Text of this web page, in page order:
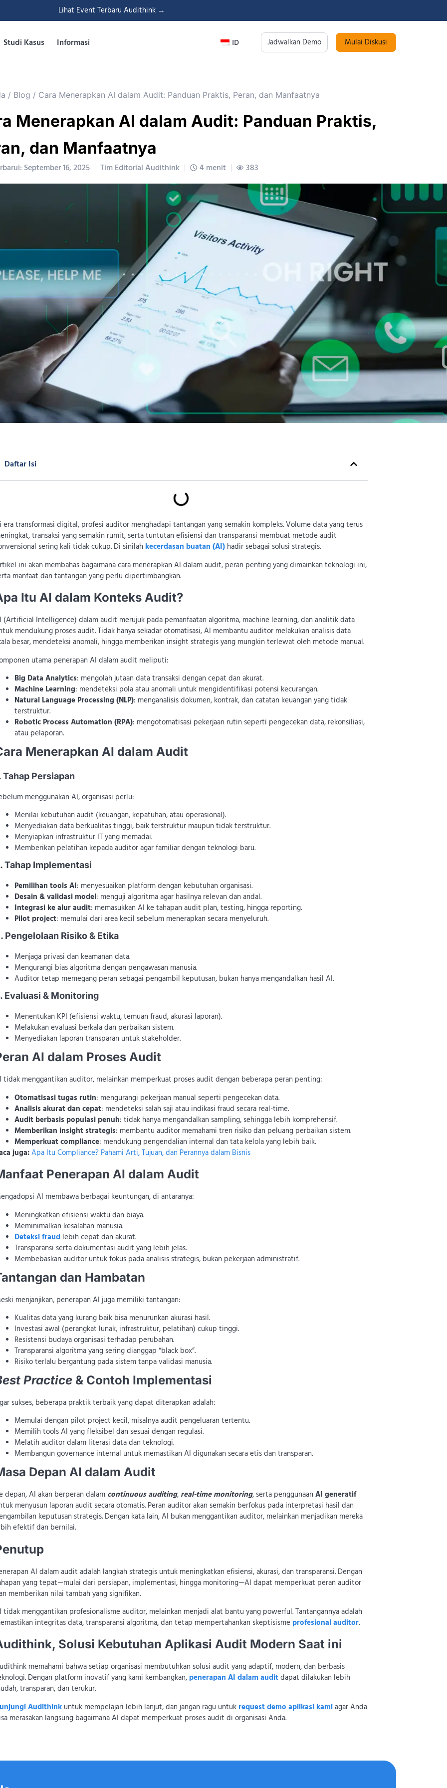
Lihat Event Terbaru Audithink →
Studi Kasus Informasi ID Jadwalkan Demo Mulai Diskusi
/ Blog / Cara Menerapkan AI dalam Audit: Panduan Praktis, Peran, dan Manfaatnya
Menerapkan AI dalam Audit: Panduan Praktis,
dan Manfaatnya
September 16, 2025 Tim Editorial Audithink 4 menit 383
Daftar Isi
era transformasi digital, profesi auditor menghadapi tantangan yang semakin kompleks. Volume data yang terus
transaksi yang semakin rumit, serta tuntutan efisiensi dan transparansi membuat metode audit
sering kali tidak cukup. Di sinilah kecerdasan buatan (AI) hadir sebagai solusi strategis.
ini akan membahas bagaimana cara menerapkan AI dalam audit, peran penting yang dimainkan teknologi ini,
manfaat dan tantangan yang perlu dipertimbangkan.
Itu AI dalam Konteks Audit?
(Artificial Intelligence) dalam audit merujuk pada pemanfaatan algoritma, machine learning, dan analitik data
mendukung proses audit. Tidak hanya sekadar otomatisasi, AI membantu auditor melakukan analisis data
besar, mendeteksi anomali, hingga memberikan insight strategis yang mungkin terlewat oleh metode manual.
utama penerapan AI dalam audit meliputi:
Big Data Analytics: mengolah jutaan data transaksi dengan cepat dan akurat.
Machine Learning: mendeteksi pola atau anomali untuk mengidentifikasi potensi kecurangan.
Natural Language Processing (NLP): menganalisis dokumen, kontrak, dan catatan keuangan yang tidak
terstruktur.
Robotic Process Automation (RPA): mengotomatisasi pekerjaan rutin seperti pengecekan data, rekonsiliasi,
atau pelaporan.
Menerapkan AI dalam Audit
Tahap Persiapan
menggunakan AI, organisasi perlu:
Menilai kebutuhan audit (keuangan, kepatuhan, atau operasional).
Menyediakan data berkualitas tinggi, baik terstruktur maupun tidak terstruktur.
Menyiapkan infrastruktur IT yang memadai.
Memberikan pelatihan kepada auditor agar familiar dengan teknologi baru.
Tahap Implementasi
Pemilihan tools AI: menyesuaikan platform dengan kebutuhan organisasi.
Desain & validasi model: menguji algoritma agar hasilnya relevan dan andal.
Integrasi ke alur audit: memasukkan AI ke tahapan audit plan, testing, hingga reporting.
Pilot project: memulai dari area kecil sebelum menerapkan secara menyeluruh.
Pengelolaan Risiko & Etika
Menjaga privasi dan keamanan data.
Mengurangi bias algoritma dengan pengawasan manusia.
Auditor tetap memegang peran sebagai pengambil keputusan, bukan hanya mengandalkan hasil AI.
Evaluasi & Monitoring
Menentukan KPI (efisiensi waktu, temuan fraud, akurasi laporan).
Melakukan evaluasi berkala dan perbaikan sistem.
Menyediakan laporan transparan untuk stakeholder.
AI dalam Proses Audit
tidak menggantikan auditor, melainkan memperkuat proses audit dengan beberapa peran penting:
Otomatisasi tugas rutin: mengurangi pekerjaan manual seperti pengecekan data.
Analisis akurat dan cepat: mendeteksi salah saji atau indikasi fraud secara real-time.
Audit berbasis populasi penuh: tidak hanya mengandalkan sampling, sehingga lebih komprehensif.
Memberikan insight strategis: membantu auditor memahami tren risiko dan peluang perbaikan sistem.
Memperkuat compliance: mendukung pengendalian internal dan tata kelola yang lebih baik.
juga:Apa Itu Compliance? Pahami Arti, Tujuan, dan Perannya dalam Bisnis
Penerapan AI dalam Audit
AI membawa berbagai keuntungan, di antaranya:
Meningkatkan efisiensi waktu dan biaya.
Meminimalkan kesalahan manusia.
Deteksi fraud lebih cepat dan akurat.
Transparansi serta dokumentasi audit yang lebih jelas.
Membebaskan auditor untuk fokus pada analisis strategis, bukan pekerjaan administratif.
dan Hambatan
menjanjikan, penerapan AI juga memiliki tantangan:
Kualitas data yang kurang baik bisa menurunkan akurasi hasil.
Investasi awal (perangkat lunak, infrastruktur, pelatihan) cukup tinggi.
Resistensi budaya organisasi terhadap perubahan.
Transparansi algoritma yang sering dianggap “black box”.
Risiko terlalu bergantung pada sistem tanpa validasi manusia.
Practice & Contoh Implementasi
sukses, beberapa praktik terbaik yang dapat diterapkan adalah:
Memulai dengan pilot project kecil, misalnya audit pengeluaran tertentu.
Memilih tools AI yang fleksibel dan sesuai dengan regulasi.
Melatih auditor dalam literasi data dan teknologi.
Membangun governance internal untuk memastikan AI digunakan secara etis dan transparan.
Depan AI dalam Audit
depan, AI akan berperan dalam continuous auditing, real-time monitoring, serta penggunaan AI generatif
menyusun laporan audit secara otomatis. Peran auditor akan semakin berfokus pada interpretasi hasil dan
keputusan strategis. Dengan kata lain, AI bukan menggantikan auditor, melainkan menjadikan mereka
efektif dan bernilai.
AI dalam audit adalah langkah strategis untuk meningkatkan efisiensi, akurasi, dan transparansi. Dengan
yang tepat—mulai dari persiapan, implementasi, hingga monitoring—AI dapat memperkuat peran auditor
memberikan nilai tambah yang signifikan.
tidak menggantikan profesionalisme auditor, melainkan menjadi alat bantu yang powerful. Tantangannya adalah
integritas data, transparansi algoritma, dan tetap mempertahankan skeptisisme profesional auditor.
Solusi Kebutuhan Aplikasi Audit Modern Saat ini
memahami bahwa setiap organisasi membutuhkan solusi audit yang adaptif, modern, dan berbasis
Dengan platform inovatif yang kami kembangkan, penerapan AI dalam auditdapat dilakukan lebih
transparan, dan terukur.
Audithink untuk mempelajari lebih lanjut, dan jangan ragu untukrequest demo aplikasi kamiagar Anda
merasakan langsung bagaimana AI dapat memperkuat proses audit di organisasi Anda.